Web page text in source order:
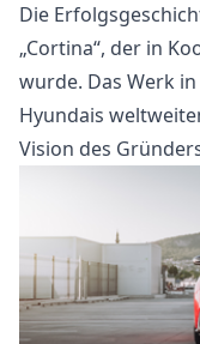
Die
„Cortina“, der in
wurde. Das Werk
Hyundais
Vision des